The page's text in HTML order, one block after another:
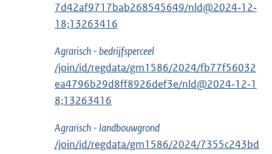
7d42af9717bab268545649/nld@2024‑12‑
18;13263416
Agrarisch - bedrijfsperceel
/join/id/regdata/gm1586/2024/fb77f56032
ea4796b29d8ff8926def3e/nld@2024‑12‑1
8;13263416
Agrarisch - landbouwgrond
/join/id/regdata/gm1586/2024/7355c243bd